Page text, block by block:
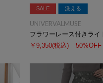
SALE 洗える
UNIVERVALMUSE
フラワーレース付きライ
￥9,350(税込) 50%OFF